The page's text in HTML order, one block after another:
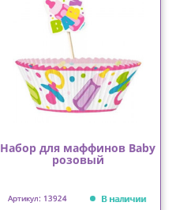
Набор для маффинов Baby
розовый
Артикул: 13924 В наличии